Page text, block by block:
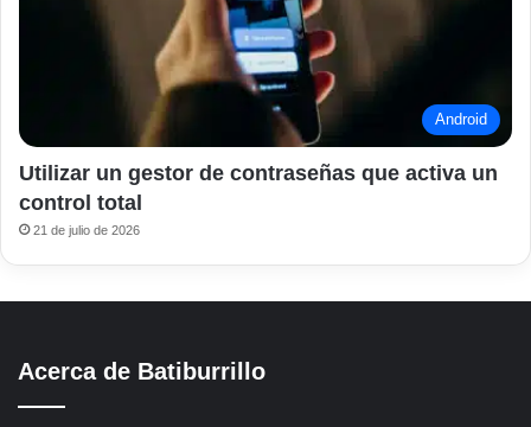
Android
Utilizar un gestor de contraseñas que activa un
control total
21 de julio de 2026
Acerca de Batiburrillo